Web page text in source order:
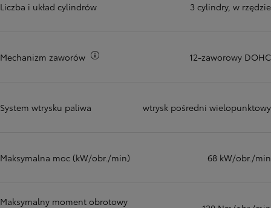
Liczba i układ cylindrów 3 cylindry, w rzędzie
Mechanizm zaworów 12-zaworowy DOHC
System wtrysku paliwa wtrysk pośredni wielopunktowy
Maksymalna moc (kW/obr./min) 68 kW/obr./min
Maksymalny moment obrotowy